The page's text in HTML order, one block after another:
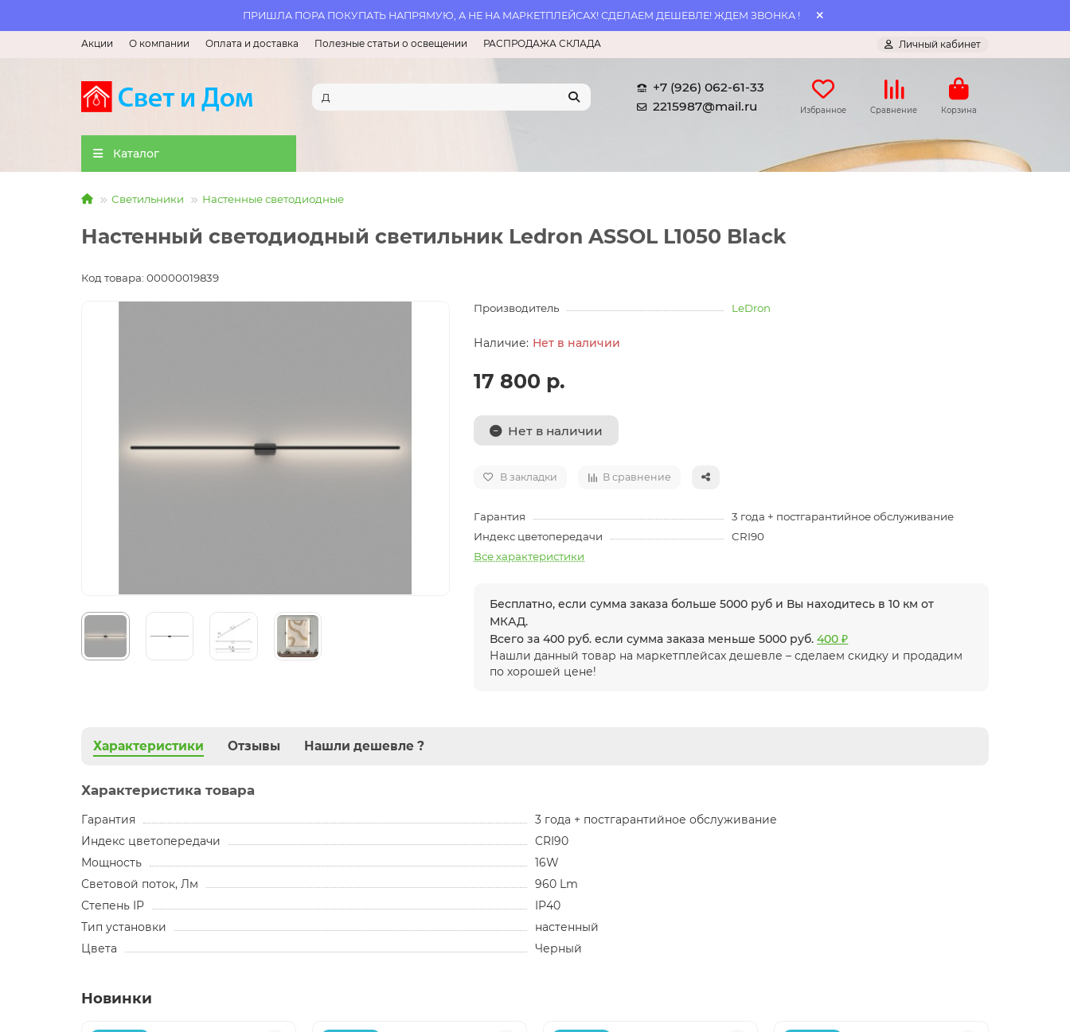
ПРИШЛА ПОРА ПОКУПАТЬ НАПРЯМУЮ, А НЕ НА МАРКЕТПЛЕЙСАХ! СДЕЛАЕМ ДЕШЕВЛЕ! ЖДЕМ ЗВОНКА !
Акции О компании Оплата и доставка Полезные статьи о освещении РАСПРОДАЖА СКЛАДА Личный кабинет
+7 (926) 062-61-33
2215987@mail.ru
Избранное Сравнение Корзина
Каталог
Светильники Настенные светодиодные
Настенный светодиодный светильник Ledron ASSOL L1050 Black
Код товара: 00000019839
Производитель LeDron
Нет в наличии
17 800 р.
Нет в наличии
В закладки В сравнение
Гарантия
3 года + постгарантийное обслуживание
Индекс цветопередачи
CRI90
Все характеристики
Бесплатно, если сумма заказа больше 5000 руб и Вы находитесь в 10 км от
МКАД.
Всего за 400 руб. если сумма заказа меньше 5000 руб.400 ₽
Нашли данный товар на маркетплейсах дешевле – сделаем скидку и продадим
по хорошей цене!
Характеристики Отзывы Нашли дешевле ?
Характеристика товара
Гарантия
3 года + постгарантийное обслуживание
Индекс цветопередачи
CRI90
Мощность
16W
Световой поток, Лм
960 Lm
Степень IP
IP40
Тип установки
настенный
Цвета
Черный
Новинки